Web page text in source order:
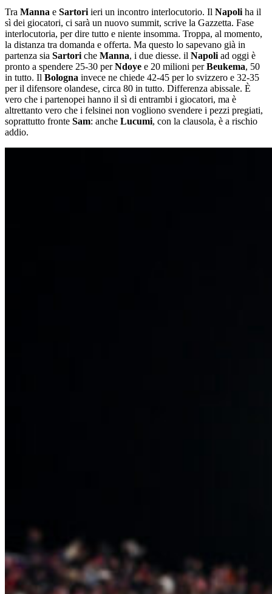
Tra Manna e Sartori ieri un incontro interlocutorio. Il Napoli ha il
sì dei giocatori, ci sarà un nuovo summit, scrive la Gazzetta. Fase
interlocutoria, per dire tutto e niente insomma. Troppa, al momento,
la distanza tra domanda e offerta. Ma questo lo sapevano già in
partenza sia Sartori che Manna, i due diesse. il Napoli ad oggi è
pronto a spendere 25-30 perNdoye e 20 milioni perBeukema, 50
in tutto. Il Bologna invece ne chiede 42-45 per lo svizzero e 32-35
per il difensore olandese, circa 80 in tutto. Differenza abissale. È
vero che i partenopei hanno il sì di entrambi i giocatori, ma è
altrettanto vero che i felsinei non vogliono svendere i pezzi pregiati,
soprattutto fronte Sam: anche Lucumi, con la clausola, è a rischio
addio.